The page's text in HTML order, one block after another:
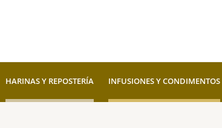
HARINAS Y REPOSTERÍA INFUSIONES Y CONDIMENTOS